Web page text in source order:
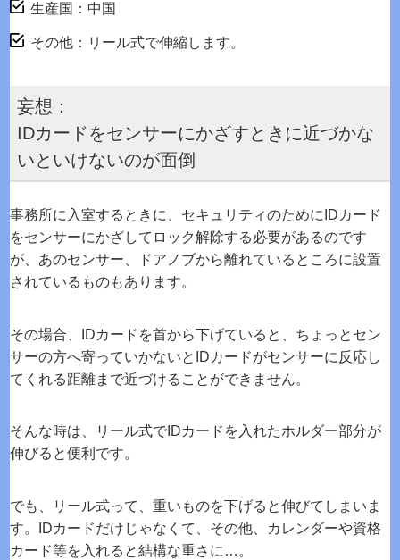
生産国：中国
その他：リール式で伸縮します。
妄想：
IDカードをセンサーにかざすときに近づかな
いといけないのが面倒
事務所に入室するときに、セキュリティのためにIDカード
をセンサーにかざしてロック解除する必要があるのです
が、あのセンサー、ドアノブから離れているところに設置
されているものもあります。
その場合、IDカードを首から下げていると、ちょっとセン
サーの方へ寄っていかないとIDカードがセンサーに反応し
てくれる距離まで近づけることができません。
そんな時は、リール式でIDカードを入れたホルダー部分が
伸びると便利です。
でも、リール式って、重いものを下げると伸びてしまいま
す。IDカードだけじゃなくて、その他、カレンダーや資格
カード等を入れると結構な重さに…。